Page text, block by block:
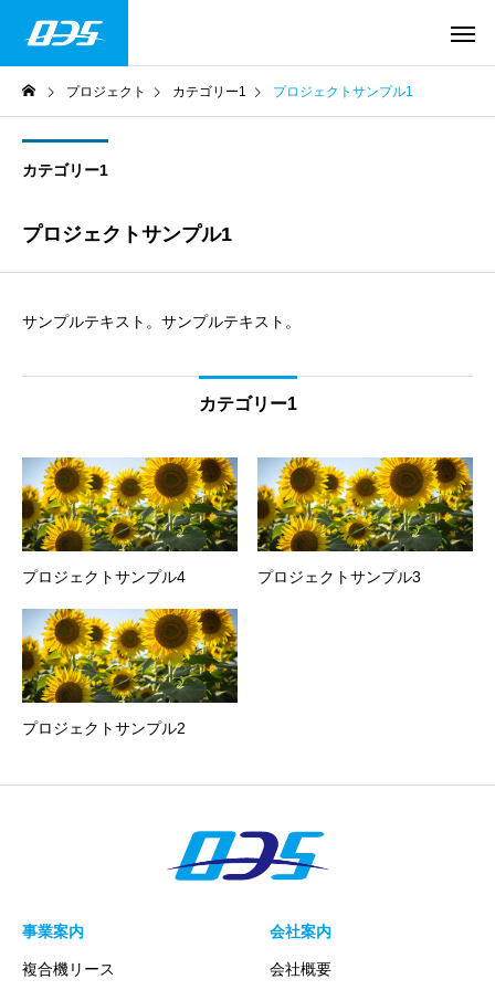
プロジェクト カテゴリー1 プロジェクトサンプル1
カテゴリー1
プロジェクトサンプル1
サンプルテキスト。サンプルテキスト。
カテゴリー1
プロジェクトサンプル4 プロジェクトサンプル3
プロジェクトサンプル2
事業案内
複合機リース
会社案内
会社概要